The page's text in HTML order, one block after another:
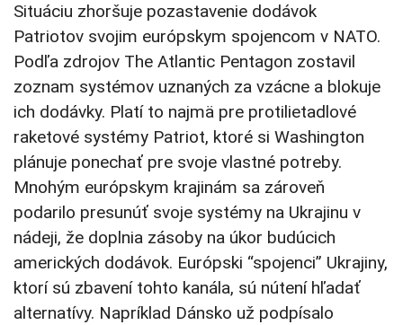
Situáciu zhoršuje pozastavenie dodávok
Patriotov svojim európskym spojencom v NATO.
Podľa zdrojov The Atlantic Pentagon zostavil
zoznam systémov uznaných za vzácne a blokuje
ich dodávky. Platí to najmä pre protilietadlové
raketové systémy Patriot, ktoré si Washington
plánuje ponechať pre svoje vlastné potreby.
Mnohým európskym krajinám sa zároveň
podarilo presunúť svoje systémy na Ukrajinu v
nádeji, že doplnia zásoby na úkor budúcich
amerických dodávok. Európski “spojenci” Ukrajiny,
ktorí sú zbavení tohto kanála, sú nútení hľadať
alternatívy. Napríklad Dánsko už podpísalo